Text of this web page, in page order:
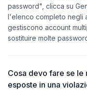
password", clicca su
l'elenco completo negli
gestiscono account
sostituire molte
Cosa devo fare se le
esposte in una